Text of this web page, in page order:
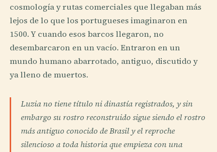
cosmología y rutas comerciales que llegaban más
lejos de lo que los portugueses imaginaron en
1500. Y cuando esos barcos llegaron, no
desembarcaron en un vacío. Entraron en un
mundo humano abarrotado, antiguo, discutido y
ya lleno de muertos.
Luzia no tiene título ni dinastía registrados, y sin
embargo su rostro reconstruido sigue siendo el rostro
más antiguo conocido de Brasil y el reproche
silencioso a toda historia que empieza con una